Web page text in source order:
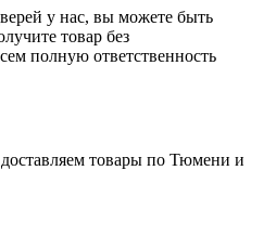
у нас, вы можете быть
товар без
полную ответственность
товары по Тюмени и